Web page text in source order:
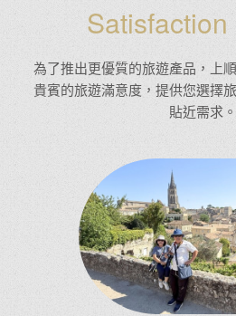
為了推出更優質的旅遊產品，上
貴賓的旅遊滿意度，提供您選擇
貼近需求。